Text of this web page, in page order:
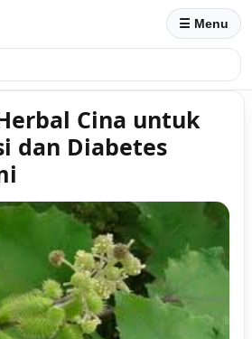
☰ Menu
Cina untuk
dan Diabetes